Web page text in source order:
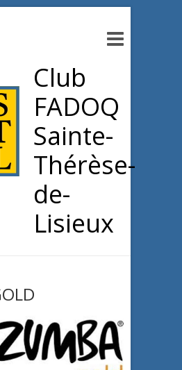
Club
FADOQ
Sainte-
Thérèse-
de-
Lisieux